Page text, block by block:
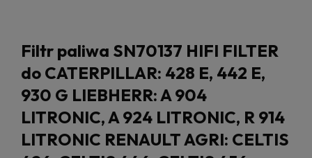
Filtr paliwa SN70137 HIFI FILTER
do CATERPILLAR: 428 E, 442 E,
930 G LIEBHERR: A 904
LITRONIC, A 924 LITRONIC, R 914
LITRONIC RENAULT AGRI: CELTIS